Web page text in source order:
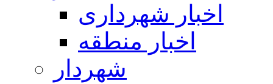
اخبار شهرداری
اخبار منطقه
شهردار